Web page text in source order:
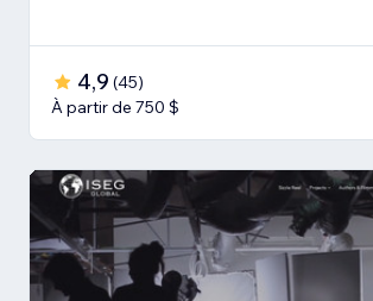
4,9 (45)
À partir de 750 $